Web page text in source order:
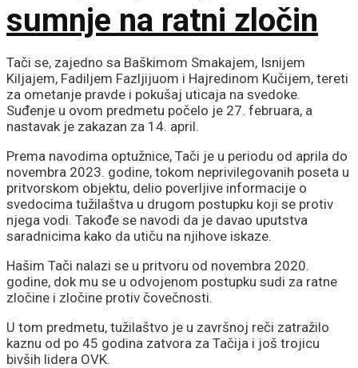
sumnje na ratni zločin
Tači se, zajedno sa Baškimom Smakajem, Isnijem
Kiljajem, Fadiljem Fazljijuom i Hajredinom Kučijem, tereti
za ometanje pravde i pokušaj uticaja na svedoke.
Suđenje u ovom predmetu počelo je 27. februara, a
nastavak je zakazan za 14. april.
Prema navodima optužnice, Tači je u periodu od aprila do
novembra 2023. godine, tokom neprivilegovanih poseta u
pritvorskom objektu, delio poverljive informacije o
svedocima tužilaštva u drugom postupku koji se protiv
njega vodi. Takođe se navodi da je davao uputstva
saradnicima kako da utiču na njihove iskaze.
Hašim Tači nalazi se u pritvoru od novembra 2020.
godine, dok mu se u odvojenom postupku sudi za ratne
zločine i zločine protiv čovečnosti.
U tom predmetu, tužilaštvo je u završnoj reči zatražilo
kaznu od po 45 godina zatvora za Tačija i još trojicu
bivših lidera OVK.